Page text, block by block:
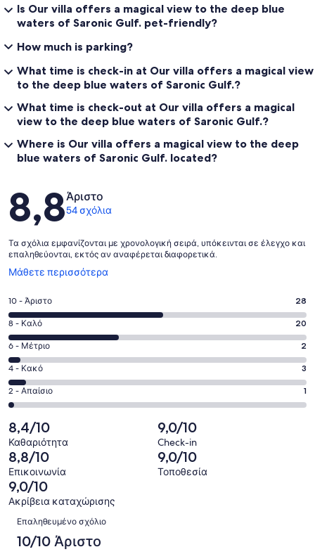
Is Our villa offers a magical view to the deep blue
waters of Saronic Gulf. pet-friendly?
How much is parking?
What time is check-in at Our villa offers a magical view
to the deep blue waters of Saronic Gulf.?
What time is check-out at Our villa offers a magical
view to the deep blue waters of Saronic Gulf.?
Where is Our villa offers a magical view to the deep
blue waters of Saronic Gulf. located?
Σχόλια
8,8Άριστο
54 σχόλια
Τα σχόλια εμφανίζονται με χρονολογική σειρά, υπόκεινται σε έλεγχο και
επαληθεύονται, εκτός αν αναφέρεται διαφορετικά.
Μάθετε περισσότερα
Ανοίγει
νέο
παράθυρο
Βαθμολογία
10
-
Άριστο.
28
από
54
σχόλια
πελατών
10 - Άριστο 28
Βαθμολογία
8
-
Καλό.
20
από
σχόλια
πελατών
8 - Καλό 20
Βαθμολογία
6
-
Μέτριο.
2
από
54
σχόλια
πελατών
6 - Μέτριο 2
Βαθμολογία
4
-
3
από
54
σχόλια
πελατών
4 - Κακό 3
Βαθμολογία
2
-
Απαίσιο.
1
από
54
σχόλια
πελατών
2 - Απαίσιο 1
8,4/10
Καθαριότητα
9,0/10
Check-in
8,8/10
Επικοινωνία
9,0/10
Τοποθεσία
9,0/10
Ακρίβεια καταχώρισης
Σχόλια
Επαληθευμένο σχόλιο
10/10 Άριστο